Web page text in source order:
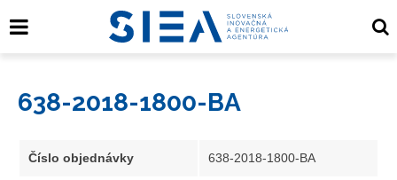
638-2018-1800-BA
Číslo objednávky 638-2018-1800-BA